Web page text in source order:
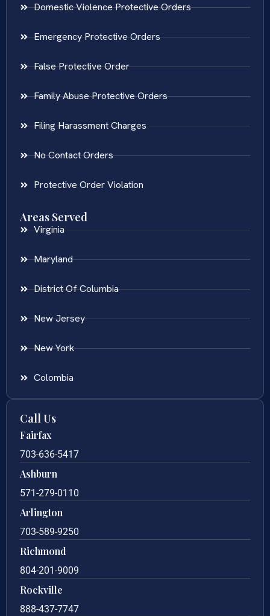
Domestic Violence Protective Orders
Emergency Protective Orders
False Protective Order
Family Abuse Protective Orders
Filing Harassment Charges
No Contact Orders
Protective Order Violation
Areas Served
Virginia
Maryland
District Of Columbia
New Jersey
New York
Colombia
Call Us
Fairfax
703-636-5417
Ashburn
571-279-0110
Arlington
703-589-9250
Richmond
804-201-9009
Rockville
888-437-7747